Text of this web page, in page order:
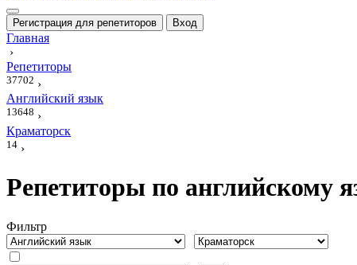
Регистрация для репетиторов Вход
Главная
›
Репетиторы
37702 ›
Английский язык
13648 ›
Краматорск
14 ›
Репетиторы по английскому
Фильтр